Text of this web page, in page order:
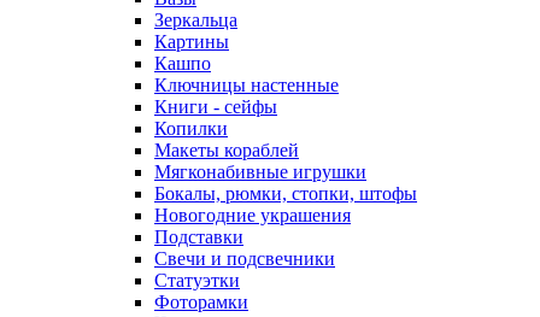
Зеркальца
Картины
Кашпо
Ключницы настенные
Книги - сейфы
Копилки
Макеты кораблей
Мягконабивные игрушки
Бокалы, рюмки, стопки, штофы
Новогодние украшения
Подставки
Свечи и подсвечники
Статуэтки
Фоторамки